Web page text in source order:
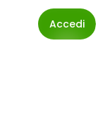
Accedi